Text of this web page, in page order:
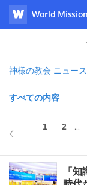
WATV
World
神様の教会 ニュース
すべての内容
1 2 ...
「